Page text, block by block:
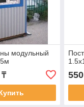
модульный